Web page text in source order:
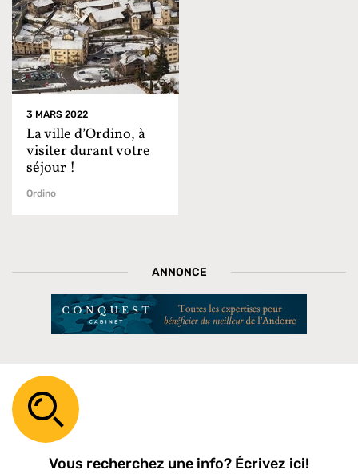
3 MARS 2022
La ville d’Ordino, à
visiter durant votre
séjour !
Ordino
ANNONCE
Vous recherchez une info? Écrivez ici!